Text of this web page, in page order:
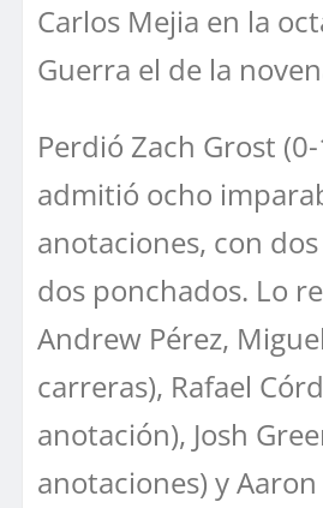
Carlos Mejia en la
Guerra el de la
Perdió Zach Grost
admitió ocho
anotaciones, con
dos ponchados. Lo
Andrew Pérez,
carreras), Rafael
anotación), Josh
anotaciones) y